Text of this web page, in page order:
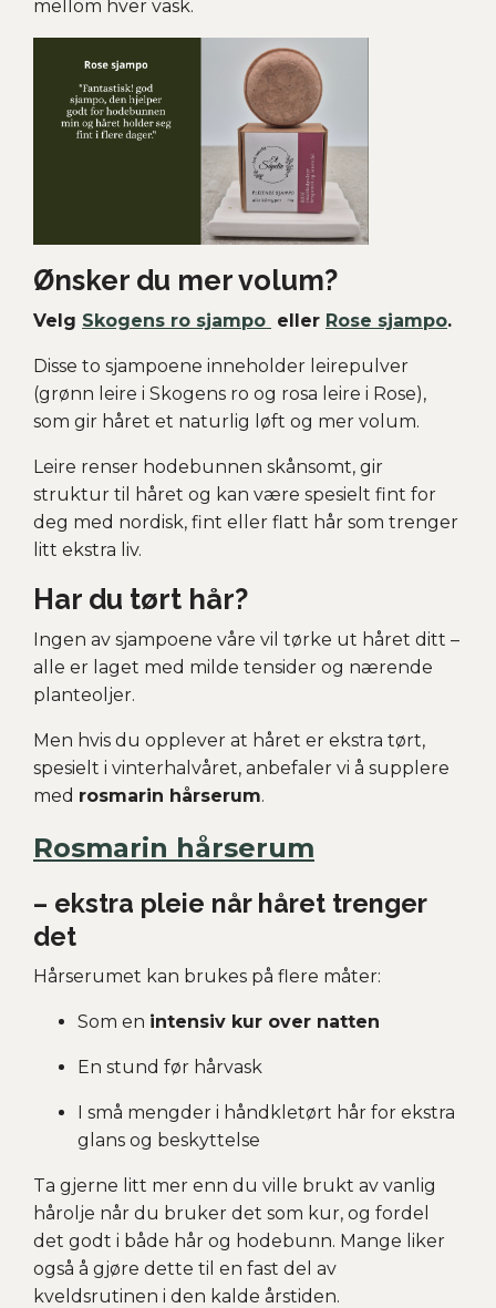
mellom hver vask.
Ønsker du mer volum?
Velg Skogens ro sjampo eller Rose sjampo.
Disse to sjampoene inneholder leirepulver
(grønn leire i Skogens ro og rosa leire i Rose),
som gir håret et naturlig løft og mer volum.
Leire renser hodebunnen skånsomt, gir
struktur til håret og kan være spesielt fint for
deg med nordisk, fint eller flatt hår som trenger
litt ekstra liv.
Har du tørt hår?
Ingen av sjampoene våre vil tørke ut håret ditt –
alle er laget med milde tensider og nærende
planteoljer.
Men hvis du opplever at håret er ekstra tørt,
spesielt i vinterhalvåret, anbefaler vi å supplere
med rosmarin hårserum.
Rosmarin hårserum
– ekstra pleie når håret trenger
det
Hårserumet kan brukes på flere måter:
Som en intensiv kur over natten
En stund før hårvask
I små mengder i håndkletørt hår for ekstra
glans og beskyttelse
Ta gjerne litt mer enn du ville brukt av vanlig
hårolje når du bruker det som kur, og fordel
det godt i både hår og hodebunn. Mange liker
også å gjøre dette til en fast del av
kveldsrutinen i den kalde årstiden.